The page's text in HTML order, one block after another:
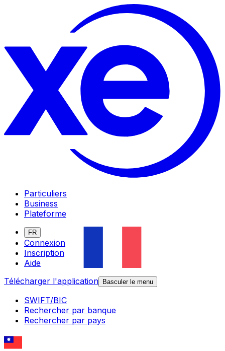
Particuliers
Business
Plateforme
FR
Connexion
Inscription
Aide
Télécharger l'application
Basculer le menu
SWIFT/BIC
Rechercher par banque
Rechercher par pays